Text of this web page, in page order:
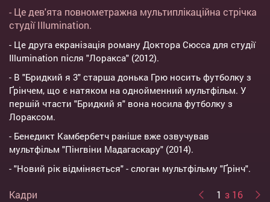
- Це дев'ята повнометражна мультиплікаційна стрічка
студії Illumination.
- Це друга екранізація роману Доктора Сюсса для студії
Illumination після "Лоракса" (2012).
- В "Бридкий я 3" старша донька Грю носить футболку з
Ґрінчем, що є натяком на однойменний мультфільм. У
першій чтасти "Бридкий я" вона носила футболку з
Лораксом.
- Бенедикт Камбербетч раніше вже озвучував
мультфільм "Пінгвіни Мадагаскару" (2014).
- "Новий рік відміняється" - слоган мультфільму "Ґрінч".
Кадри 1 з 16